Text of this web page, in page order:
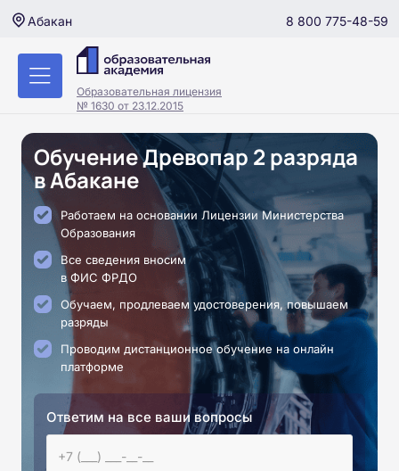
Абакан 8 800 775-48-59
Образовательная лицензия
№ 1630 от 23.12.2015
Обучение Древопар 2 разряда
в Абакане
Работаем на основании Лицензии Министерства
Образования
Все сведения вносим
в ФИС ФРДО
Обучаем, продлеваем удостоверения, повышаем
разряды
Проводим дистанционное обучение на онлайн
платформе
Ответим на все ваши вопросы